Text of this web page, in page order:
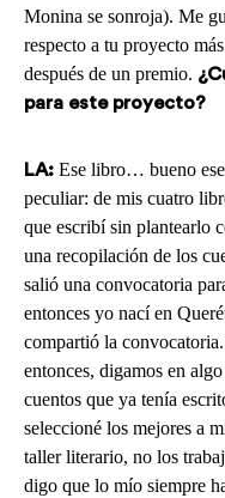
Monina se sonroja). Me
respecto a tu proyecto
después de un premio.
para este proyecto?
LA: Ese libro… bueno
peculiar: de mis cuatro
que escribí sin plantearlo
una recopilación de los
salió una convocatoria
entonces yo nací en
compartió la
entonces, digamos en
cuentos que ya tenía
seleccioné los mejores a
taller literario, no los
digo que lo mío siempre